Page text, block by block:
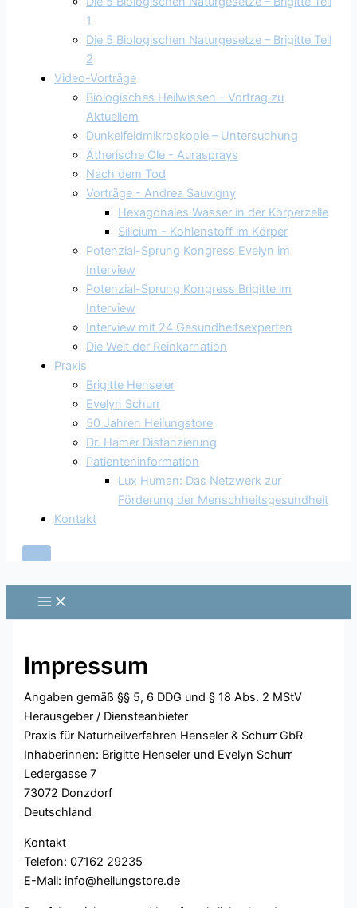
1
Die 5 Biologischen Naturgesetze – Brigitte Teil
2
Video-Vorträge
Biologisches Heilwissen – Vortrag zu
Aktuellem
Dunkelfeldmikroskopie – Untersuchung
Ätherische Öle - Aurasprays
Nach dem Tod
Vorträge - Andrea Sauvigny
Hexagonales Wasser in der Körperzelle
Silicium - Kohlenstoff im Körper
Potenzial-Sprung Kongress Evelyn im
Interview
Potenzial-Sprung Kongress Brigitte im
Interview
Interview mit 24 Gesundheitsexperten
Die Welt der Reinkarnation
Praxis
Brigitte Henseler
Evelyn Schurr
50 Jahren Heilungstore
Dr. Hamer Distanzierung
Patienteninformation
Lux Human: Das Netzwerk zur
Förderung der Menschheitsgesundheit
Kontakt
Impressum
Angaben gemäß §§ 5, 6 DDG und § 18 Abs. 2 MStV
Herausgeber / Diensteanbieter
Praxis für Naturheilverfahren Henseler & Schurr GbR
Inhaberinnen: Brigitte Henseler und Evelyn Schurr
Ledergasse 7
73072 Donzdorf
Deutschland
Kontakt
Telefon: 07162 29235
E-Mail: info@heilungstore.de